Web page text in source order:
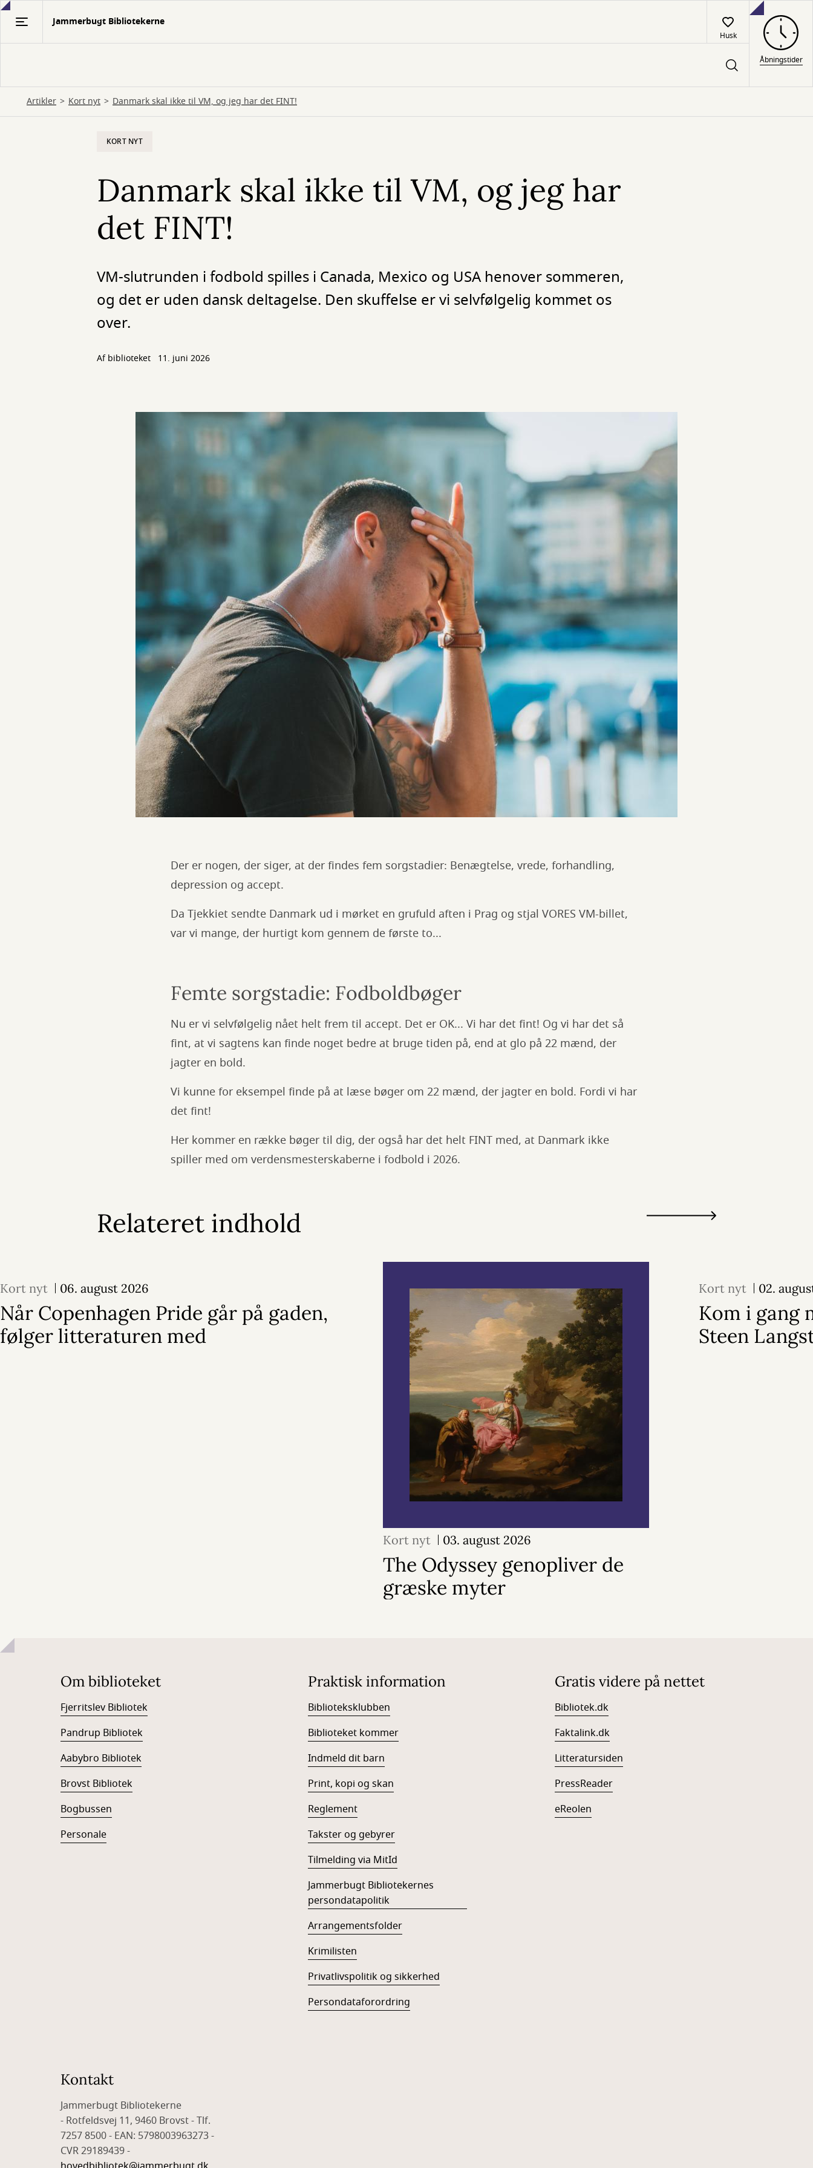
Gå
Jammerbugt Bibliotekerne
Husk
Åbningstider
Artikler Kort nyt Danmark skal ikke til VM, og jeg har det FINT!
KORT NYT
Danmark skal ikke til VM, og jeg har
det FINT!
VM-slutrunden i fodbold spilles i Canada, Mexico og USA henover sommeren,
og det er uden dansk deltagelse. Den skuffelse er vi selvfølgelig kommet os
over.
Af biblioteket 11. juni 2026
Der er nogen, der siger, at der findes fem sorgstadier: Benægtelse, vrede, forhandling,
depression og accept.
Da Tjekkiet sendte Danmark ud i mørket en grufuld aften i Prag og stjal VORES VM-billet,
var vi mange, der hurtigt kom gennem de første to...
Femte sorgstadie: Fodboldbøger
Nu er vi selvfølgelig nået helt frem til accept. Det er OK... Vi har det fint! Og vi har det så
fint, at vi sagtens kan finde noget bedre at bruge tiden på, end at glo på 22 mænd, der
jagter en bold.
Vi kunne for eksempel finde på at læse bøger om 22 mænd, der jagter en bold. Fordi vi har
det fint!
Her kommer en række bøger til dig, der også har det helt FINT med, at Danmark ikke
spiller med om verdensmesterskaberne i fodbold i 2026.
Relateret indhold
Kort nyt 06. august 2026
Når Copenhagen Pride går på gaden,
følger litteraturen med
Kort nyt 03. august 2026
The Odyssey genopliver de
græske myter
Kort nyt 02.
Kom i gang
Steen
Om biblioteket
Fjerritslev Bibliotek
Pandrup Bibliotek
Aabybro Bibliotek
Brovst Bibliotek
Bogbussen
Personale
Praktisk information
Biblioteksklubben
Biblioteket kommer
Indmeld dit barn
Print, kopi og skan
Reglement
Takster og gebyrer
Tilmelding via MitId
Jammerbugt Bibliotekernes
persondatapolitik
Arrangementsfolder
Krimilisten
Privatlivspolitik og sikkerhed
Persondataforordring
Gratis videre på nettet
Bibliotek.dk
Faktalink.dk
Litteratursiden
PressReader
eReolen
Kontakt
Jammerbugt Bibliotekerne
- Rotfeldsvej 11, 9460 Brovst - Tlf.
7257 8500 - EAN: 5798003963273 -
CVR 29189439 -